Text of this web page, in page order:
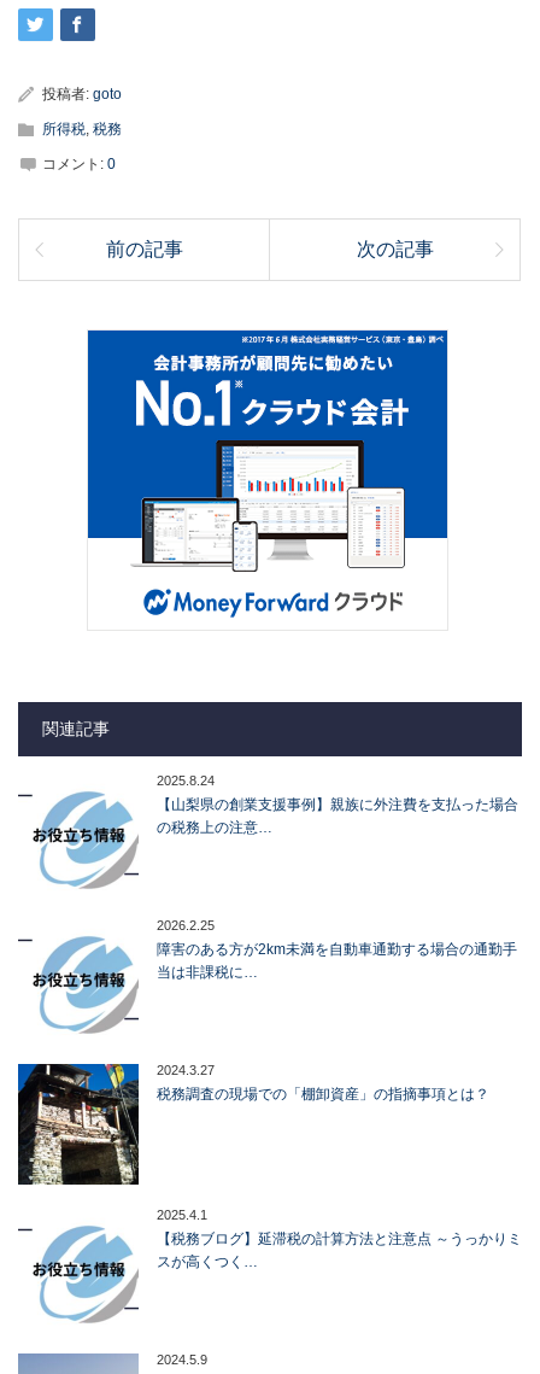
投稿者: goto
所得税, 税務
コメント: 0
前の記事 次の記事
関連記事
2025.8.24
【山梨県の創業支援事例】親族に外注費を支払った場合
の税務上の注意…
2026.2.25
障害のある方が2km未満を自動車通勤する場合の通勤手
当は非課税に…
2024.3.27
税務調査の現場での「棚卸資産」の指摘事項とは？
2025.4.1
【税務ブログ】延滞税の計算方法と注意点 ～うっかりミ
スが高くつく…
2024.5.9